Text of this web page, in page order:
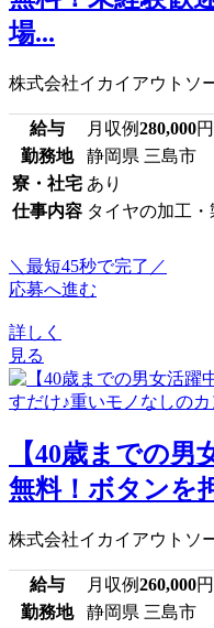
場...
株式会社イカイアウトソ
給与 月収例280,000円
勤務地
静岡県 三島市
寮・社宅 あり
仕事内容 タイヤの加工
＼最短45秒で完了／
応募へ進む
詳しく
見る
【40歳までの男
無料！ボタンを
株式会社イカイアウトソ
給与 月収例260,000円
勤務地
静岡県 三島市